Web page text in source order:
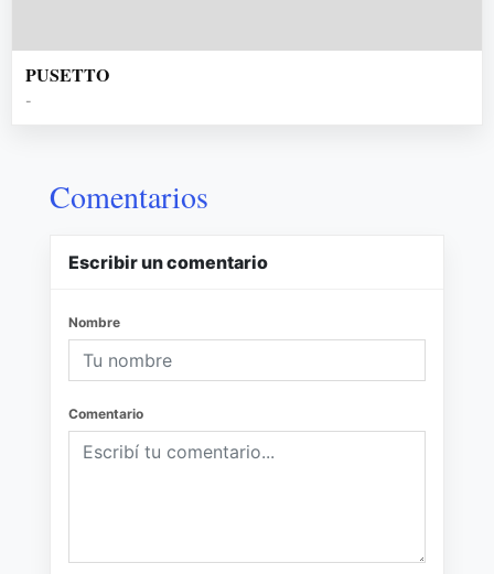
PUSETTO
-
Comentarios
Escribir un comentario
Nombre
Comentario